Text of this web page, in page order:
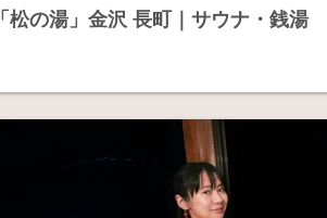
「松の湯」金沢 長町｜サウナ・銭湯